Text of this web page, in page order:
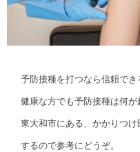
予防接種を打つなら信頼で
健康な方でも予防接種は何が
東大和市にある、かかりつ
するので参考にどうぞ。